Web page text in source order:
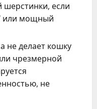
шерстинки, если
или мощный
не делает кошку
чрезмерной
не